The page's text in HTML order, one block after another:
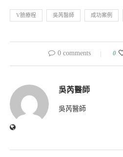
V臉療程 吳芮醫師 成功案例
0 comments 0
吳芮醫師
吳芮醫師